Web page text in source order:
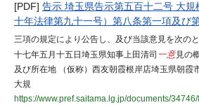
[PDF] 告示 埼玉県告示第五百十二号 大
十年法律第九十一号）第八条第一項及び
三項の規定により公告し、及び当該意見を次の
十七年五月十五日埼玉県知事上田清司 一意見の
及び所在地 （仮称）西友朝霞根岸店埼玉県朝霞
大規
https://www.pref.saitama.lg.jp/documents/